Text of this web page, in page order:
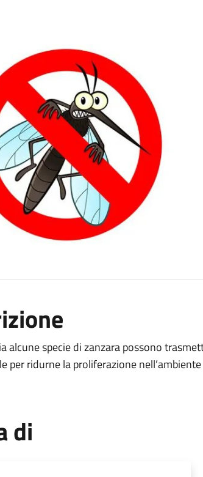
alcune specie di zanzara possono
per ridurne la proliferazione
di